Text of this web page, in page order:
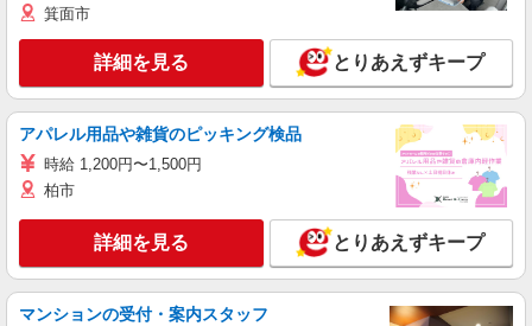
箕面市
詳細を見る とりあえずキープ
アパレル用品や雑貨のピッキング検品
時給 1,200円〜1,500円
柏市
詳細を見る とりあえずキープ
マンションの受付・案内スタッフ